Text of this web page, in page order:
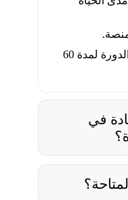
استشارة مجانية بعد انتهاء الدورة لمدة 60
في